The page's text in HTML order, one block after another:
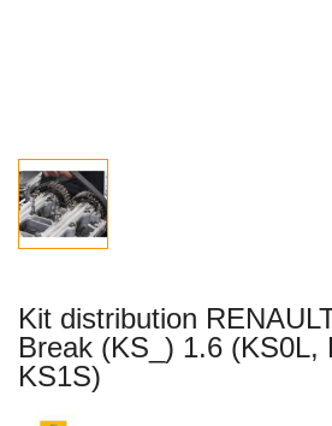
Kit distribution
Break (KS_) 1.6 (KS0L,
KS1S)